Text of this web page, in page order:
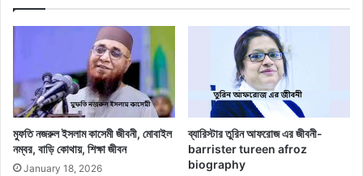
মুফতি নজরুল ইসলাম কাসেমী জীবনী, মোবাইল
নম্বর, বাড়ি কোথায়, শিক্ষা জীবন
January 18, 2026
ব্যারিস্টার তুরিন আফরোজ এর জীবনী-
barrister tureen afroz
biography